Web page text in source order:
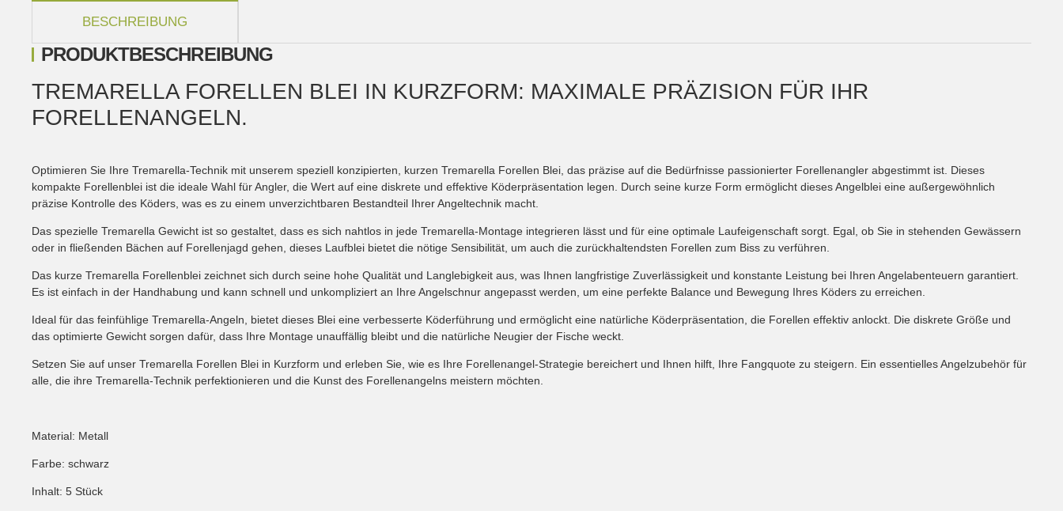
BESCHREIBUNG
PRODUKTBESCHREIBUNG
TREMARELLA FORELLEN BLEI IN KURZFORM: MAXIMALE PRÄZISION FÜR IHR
FORELLENANGELN.
Optimieren Sie Ihre Tremarella-Technik mit unserem speziell konzipierten, kurzen Tremarella Forellen Blei, das präzise auf die Bedürfnisse passionierter Forellenangler abgestimmt ist. Dieses
kompakte Forellenblei ist die ideale Wahl für Angler, die Wert auf eine diskrete und effektive Köderpräsentation legen. Durch seine kurze Form ermöglicht dieses Angelblei eine außergewöhnlich
präzise Kontrolle des Köders, was es zu einem unverzichtbaren Bestandteil Ihrer Angeltechnik macht.
Das spezielle Tremarella Gewicht ist so gestaltet, dass es sich nahtlos in jede Tremarella-Montage integrieren lässt und für eine optimale Laufeigenschaft sorgt. Egal, ob Sie in stehenden Gewässern
oder in fließenden Bächen auf Forellenjagd gehen, dieses Laufblei bietet die nötige Sensibilität, um auch die zurückhaltendsten Forellen zum Biss zu verführen.
Das kurze Tremarella Forellenblei zeichnet sich durch seine hohe Qualität und Langlebigkeit aus, was Ihnen langfristige Zuverlässigkeit und konstante Leistung bei Ihren Angelabenteuern garantiert.
Es ist einfach in der Handhabung und kann schnell und unkompliziert an Ihre Angelschnur angepasst werden, um eine perfekte Balance und Bewegung Ihres Köders zu erreichen.
Ideal für das feinfühlige Tremarella-Angeln, bietet dieses Blei eine verbesserte Köderführung und ermöglicht eine natürliche Köderpräsentation, die Forellen effektiv anlockt. Die diskrete Größe und
das optimierte Gewicht sorgen dafür, dass Ihre Montage unauffällig bleibt und die natürliche Neugier der Fische weckt.
Setzen Sie auf unser Tremarella Forellen Blei in Kurzform und erleben Sie, wie es Ihre Forellenangel-Strategie bereichert und Ihnen hilft, Ihre Fangquote zu steigern. Ein essentielles Angelzubehör für
alle, die ihre Tremarella-Technik perfektionieren und die Kunst des Forellenangelns meistern möchten.
Material: Metall
Farbe: schwarz
Inhalt: 5 Stück